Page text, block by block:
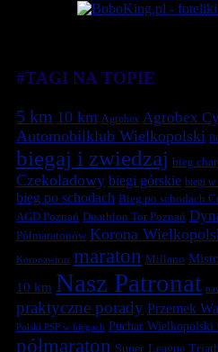
#TAGI NA TOPIE
5 km 10 km Agrobex Agrobex
Automobilklub Wielkopolski
biegaj i zwiedzaj bieg
Czekoladowy biegi górskie biegi w
bieg po schodach Bieg po schodach
AGD Poznań Duathlon Tor Poznań
Półmaratonów Korona
Koronawirus maraton Millano
10 km Nasz Patronat
praktyczne porady Przemek
Polski PSP w biegach Puchar Wielkopolski
półmaraton Super League